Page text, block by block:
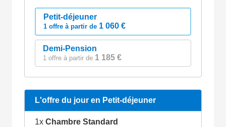
Petit-déjeuner
1 offre à partir de 1 060 €
Demi-Pension
1 offre à partir de 1 185 €
L'offre du jour en Petit-déjeuner
1x Chambre Standard